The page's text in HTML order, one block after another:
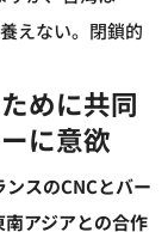
えない。閉鎖的
めに共同
に意欲
スのCNCとバー
アジアとの合作